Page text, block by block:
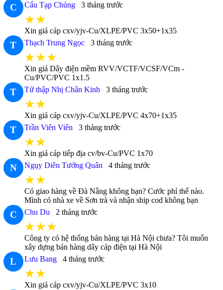
C Cẩu Tạp Chủng 3 tháng trước
★★
Xin giá cáp cxv/yjv-Cu/XLPE/PVC 3x50+1x35
T Thạch Trung Ngọc 3 tháng trước
★★★
Xin giá Dây điện mềm RVV/VCTF/VCSF/VCm -
Cu/PVC/PVC 1x1.5
T Tứ thập Nhị Chân Kinh 3 tháng trước
★★
Xin giá cáp cxv/yjv-Cu/XLPE/PVC 4x70+1x35
T Trần Viên Viên 3 tháng trước
★★
Xin giá cáp tiếp địa cv/bv-Cu/PVC 1x70
N Ngụy Diên Tướng Quân 4 tháng trước
★★
Có giao hàng về Đà Nẵng không bạn? Cước phí thế nào.
Mình có nhà xe về Sơn trà và nhận ship cod không bạn
C Chu Du 2 tháng trước
★★★
Công ty có hệ thống bán hàng tại Hà Nội chưa? Tôi muốn
xây dựng bán hàng dây cáp điện tại Hà Nội
L Lưu Bang 4 tháng trước
★★
Xin giá cáp cxv/yjv-Cu/XLPE/PVC 3x10